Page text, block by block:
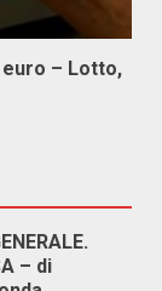
– Lotto,
– di